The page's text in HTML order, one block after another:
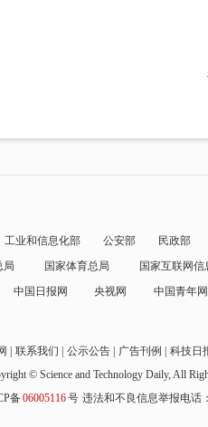
工业和信息化部 公安部 民政部
局 国家体育总局 国家互联网信
中国日报网 央视网 中国青年网
联系我们 公示公告 广告刊例 科技日
© Science and Technology Daily, All
备06005116号 违法和不良信息举报电话